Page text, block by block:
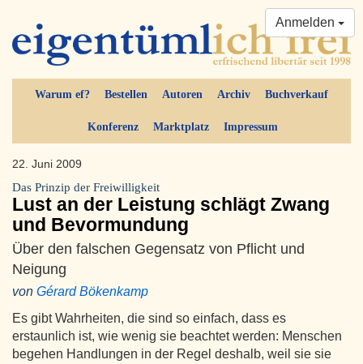
Warum ef? Bestellen Autoren Archiv Buchverkauf
Konferenz Marktplatz Impressum
Anmelden
22. Juni 2009
Das Prinzip der Freiwilligkeit
Lust an der Leistung schlägt Zwang
und Bevormundung
Über den falschen Gegensatz von Pflicht und
Neigung
von Gérard Bökenkamp
Es gibt Wahrheiten, die sind so einfach, dass es
erstaunlich ist, wie wenig sie beachtet werden: Menschen
begehen Handlungen in der Regel deshalb, weil sie sie